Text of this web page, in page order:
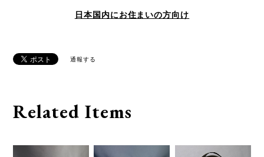
日本国内にお住まいの方向け
通報する
Related Items